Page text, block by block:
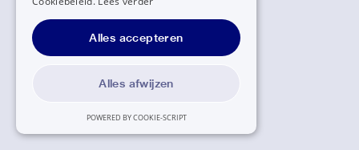
Alles accepteren
Alles afwijzen
POWERED BY COOKIE-SCRIPT